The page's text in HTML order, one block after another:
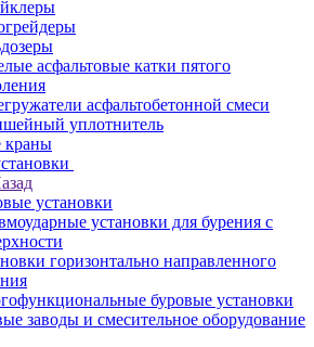
асфальтовые катки пятого
асфальтобетонной смеси
уплотнитель
краны
установки
установки для бурения с
горизонтально направленного
буровые установки
заводы и смесительное оборудование